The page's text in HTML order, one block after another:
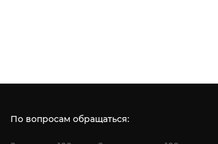
По вопросам обращаться: